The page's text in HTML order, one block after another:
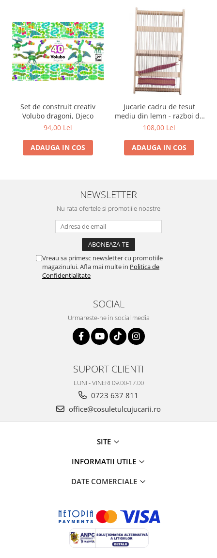
Set de construit creativ
Volubo dragoni, Djeco
94,00 Lei
ADAUGA IN COS
Jucarie cadru de tesut
mediu din lemn - razboi de
tesut
108,00 Lei
ADAUGA IN COS
NEWSLETTER
Nu rata ofertele si promotiile noastre
Vreau sa primesc newsletter cu promotiile
magazinului. Afla mai multe in Politica de
Confidentialitate
SOCIAL
Urmareste-ne in social media
SUPORT CLIENTI
LUNI - VINERI 09.00-17.00
0723 637 811
office@cosuletulcujucarii.ro
SITE
INFORMATII UTILE
DATE COMERCIALE